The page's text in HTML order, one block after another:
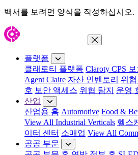
백서를 보려면 양식을 작성하십시오.
메뉴 닫기
플랫폼
클래로티 플랫폼 Claroty CPS
Agent Claire 자산 인벤토리 위
호 보안 액세스 위협 탐지 운영
산업
산업용 홈 Automotive Food &
View All Industrial Verticals 헬스
이터 센터 소매업 View All
공공 부문